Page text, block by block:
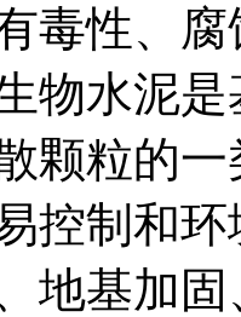
毒性、
物水泥
颗粒的
控制和
地基加